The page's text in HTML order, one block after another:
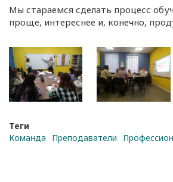
Мы стараемся сделать процесс
проще, интереснее и, конечно,
Теги
Команда
Преподаватели